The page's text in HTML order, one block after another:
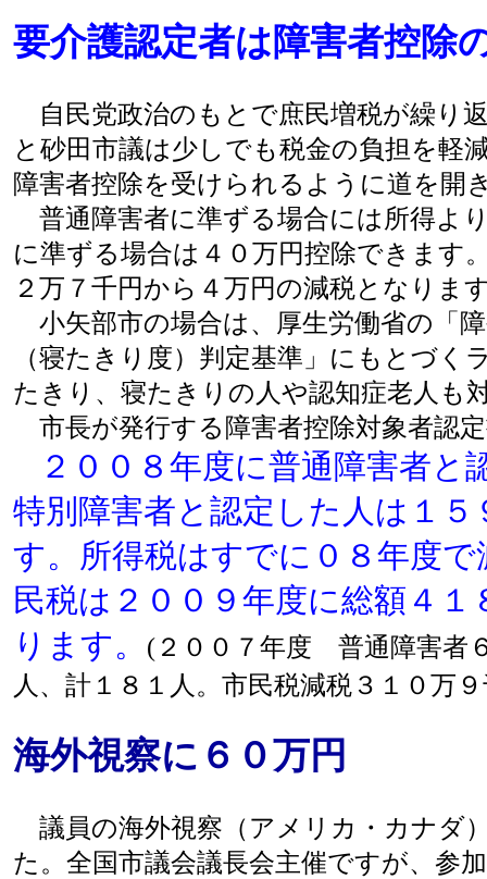
要介護認定者は障害者控除
自民党政治のもとで庶民増税が繰り
と砂田市議は少しでも税金の負担を軽
障害者控除を受けられるように道を開
普通障害者に準ずる場合には所得よ
に準ずる場合は４０万円控除できます
２万７千円から４万円の減税となりま
小矢部市の場合は、厚生労働省の「
（寝たきり度）判定基準」にもとづく
たきり、寝たきりの人や認知症老人も
市長が発行する障害者控除対象者認
２００８年度に普通障害者と
特別障害者と認定した人は１５
す。所得税はすでに０８年度
民税は２００９年度に総額４
ります。
(２００７年度 普通障害者
人、計１８１人。市民税減税３１０万
海外視察に６０万円
議員の海外視察（アメリカ・カナダ
た。全国市議会議長会主催ですが、参